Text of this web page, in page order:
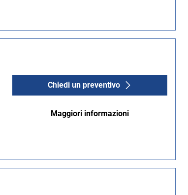
Chiedi un preventivo
Maggiori informazioni